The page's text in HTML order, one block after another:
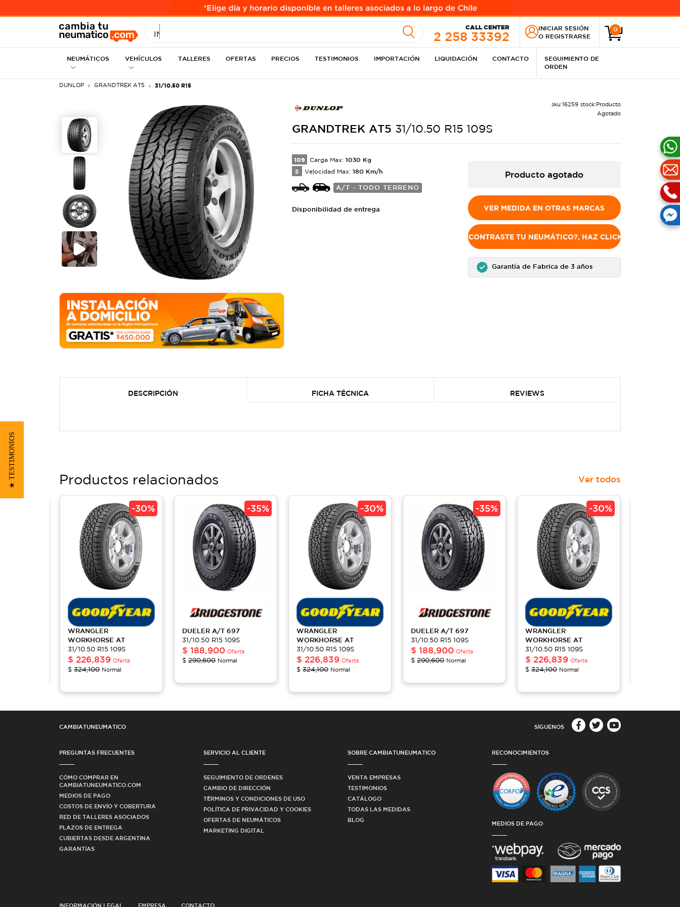
INGRESE MEDIDA
CALL CENTER
2 258 33392
INICIAR SESIÓN
O REGISTRARSE
0
NEUMÁTICOS VEHÍCULOS TALLERES OFERTAS PRECIOS TESTIMONIOS IMPORTACIÓN LIQUIDACIÓN CONTACTO
SEGUIMIENTO DE
ORDEN
DUNLOP GRANDTREK AT5 31/10.50 R15
sku:16259 stock:Producto
Agotado
GRANDTREK AT5 31/10.50 R15 109S
109 Carga Max: 1030 Kg
S Velocidad Max: 180 Km/h
A/T - TODO TERRENO
Disponibilidad de entrega
Producto agotado
VER MEDIDA EN OTRAS MARCAS
NO ENCONTRASTE TU NEUMÁTICO?, HAZ CLICK AQUÍ
Garantía de Fabrica de 3 años
DESCRIPCIÓN FICHA TÉCNICA REVIEWS
Productos relacionados Ver todos
-30%
WRANGLER
WORKHORSE AT
31/10.50 R15 109S
$ 226,839 Oferta
$ 324,100 Normal
-35%
DUELER A/T 697
31/10.50 R15 109S
$ 188,900 Oferta
$ 290,600 Normal
-30%
WRANGLER
WORKHORSE AT
31/10.50 R15 109S
$ 226,839 Oferta
$ 324,100 Normal
-35%
DUELER A/T 697
31/10.50 R15 109S
$ 188,900 Oferta
$ 290,600 Normal
-30%
WRANGLER
WORKHORSE AT
31/10.50 R15 109S
$ 226,839 Oferta
$ 324,100 Normal
CAMBIATUNEUMATICO SÍGUENOS
PREGUNTAS FRECUENTES
CÓMO COMPRAR EN
CAMBIATUNEUMATICO.COM
MEDIOS DE PAGO
COSTOS DE ENVÍO Y COBERTURA
RED DE TALLERES ASOCIADOS
PLAZOS DE ENTREGA
CUBIERTAS DESDE ARGENTINA
GARANTÍAS
SERVICIO AL CLIENTE
SEGUIMIENTO DE ORDENES
CAMBIO DE DIRECCIÓN
TÉRMINOS Y CONDICIONES DE USO
POLÍTICA DE PRIVACIDAD Y COOKIES
OFERTAS DE NEUMÁTICOS
MARKETING DIGITAL
SOBRE CAMBIATUNEUMATICO
VENTA EMPRESAS
TESTIMONIOS
CATÁLOGO
TODAS LAS MEDIDAS
BLOG
RECONOCIMIENTOS
MEDIOS DE PAGO
INFORMACIÓN LEGAL EMPRESA CONTACTO
★ TESTIMONIOS